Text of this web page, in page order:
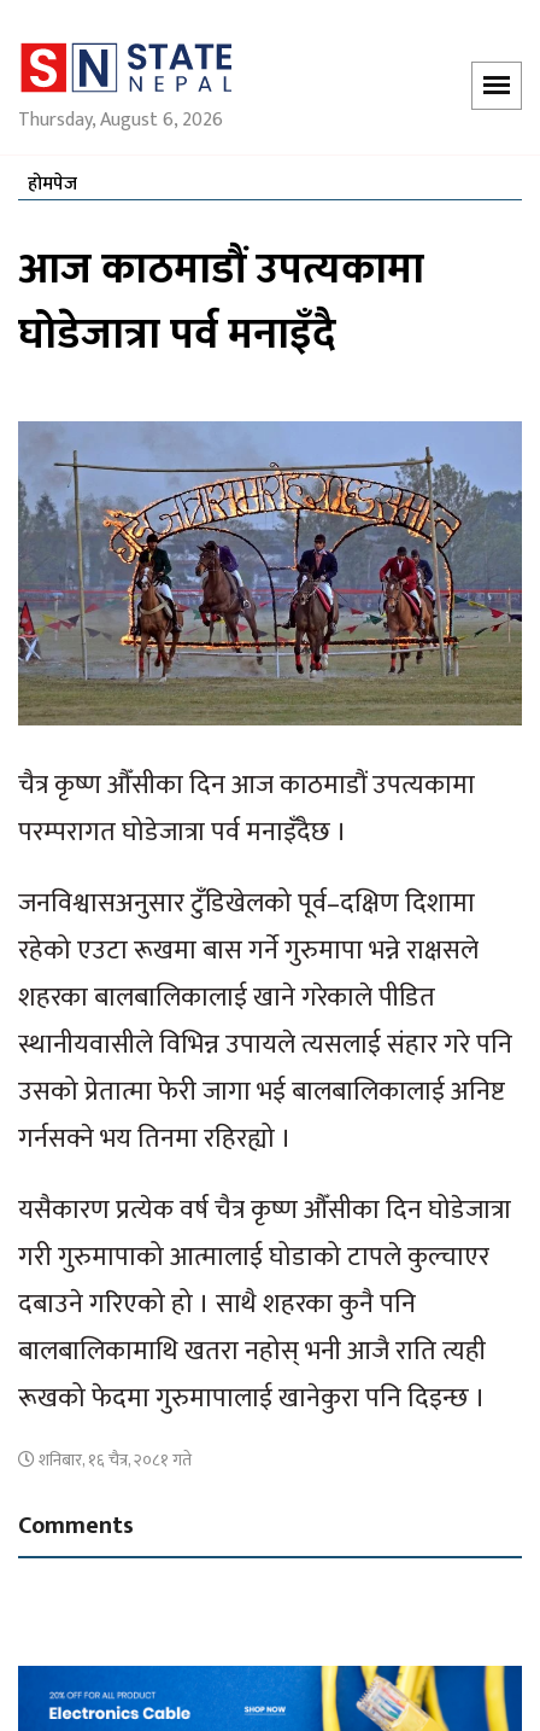
Thursday, August 6, 2026
होमपेज
आज काठमाडौं उपत्यकामा
घोडेजात्रा पर्व मनाइँदै
चैत्र कृष्ण औँसीका दिन आज काठमाडौं उपत्यकामा
परम्परागत घोडेजात्रा पर्व मनाइँदैछ ।
जनविश्वासअनुसार टुँडिखेलको पूर्व–दक्षिण दिशामा
रहेको एउटा रूखमा बास गर्ने गुरुमापा भन्ने राक्षसले
शहरका बालबालिकालाई खाने गरेकाले पीडित
स्थानीयवासीले विभिन्न उपायले त्यसलाई संहार गरे पनि
उसको प्रेतात्मा फेरी जागा भई बालबालिकालाई अनिष्ट
गर्नसक्ने भय तिनमा रहिरह्यो ।
यसैकारण प्रत्येक वर्ष चैत्र कृष्ण औँसीका दिन घोडेजात्रा
गरी गुरुमापाको आत्मालाई घोडाको टापले कुल्चाएर
दबाउने गरिएको हो । साथै शहरका कुनै पनि
बालबालिकामाथि खतरा नहोस् भनी आजै राति त्यही
रूखको फेदमा गुरुमापालाई खानेकुरा पनि दिइन्छ ।
शनिबार, १६ चैत्र, २०८१ गते
Comments